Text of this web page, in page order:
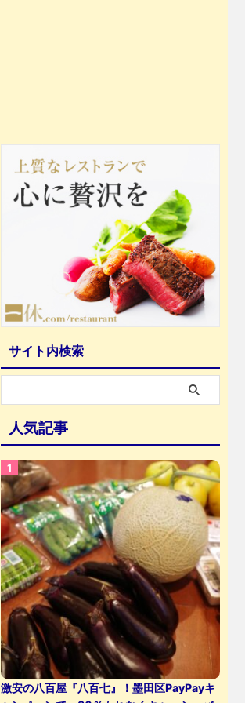
サイト内検索
人気記事
激安の八百屋『八百七』！墨田区PayPayキ